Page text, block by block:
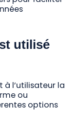
utilisé
à l’utilisateur la
ou
options